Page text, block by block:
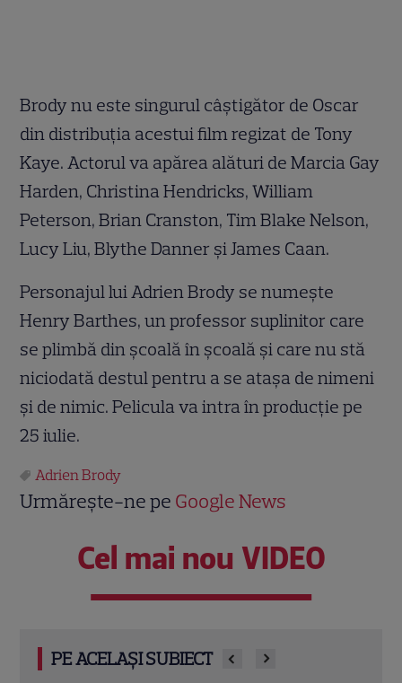
Brody nu este singurul câştigător de Oscar
din distribuţia acestui film regizat de Tony
Kaye. Actorul va apărea alături de Marcia Gay
Harden, Christina Hendricks, William
Peterson, Brian Cranston, Tim Blake Nelson,
Lucy Liu, Blythe Danner şi James Caan.
Personajul lui Adrien Brody se numeşte
Henry Barthes, un professor suplinitor care
se plimbă din şcoală în şcoală şi care nu stă
niciodată destul pentru a se ataşa de nimeni
şi de nimic. Pelicula va intra în producţie pe
25 iulie.
Adrien Brody
Urmărește-ne pe Google News
Cel mai nou VIDEO
PE ACELAȘI SUBIECT